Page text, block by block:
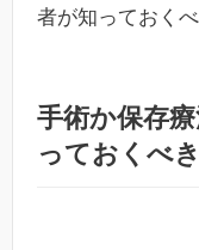
者が知っておく
手術か保存
っておくべ